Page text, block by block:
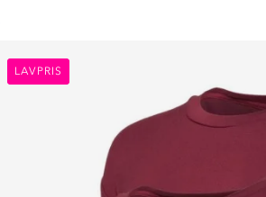
LAVPRIS
LAVPRIS